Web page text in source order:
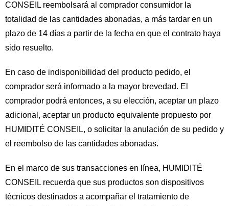
CONSEIL reembolsará al comprador consumidor la
totalidad de las cantidades abonadas, a más tardar en un
plazo de 14 días a partir de la fecha en que el contrato haya
sido resuelto.
En caso de indisponibilidad del producto pedido, el
comprador será informado a la mayor brevedad. El
comprador podrá entonces, a su elección, aceptar un plazo
adicional, aceptar un producto equivalente propuesto por
HUMIDITÉ CONSEIL, o solicitar la anulación de su pedido y
el reembolso de las cantidades abonadas.
En el marco de sus transacciones en línea, HUMIDITÉ
CONSEIL recuerda que sus productos son dispositivos
técnicos destinados a acompañar el tratamiento de